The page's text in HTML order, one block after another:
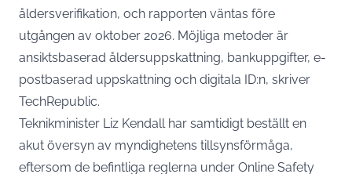
åldersverifikation, och rapporten väntas före
utgången av oktober 2026. Möjliga metoder är
ansiktsbaserad åldersuppskattning, bankuppgifter, e-
postbaserad uppskattning och digitala ID:n, skriver
TechRepublic.
Teknikminister Liz Kendall har samtidigt beställt en
akut översyn av myndighetens tillsynsförmåga,
eftersom de befintliga reglerna under Online Safety